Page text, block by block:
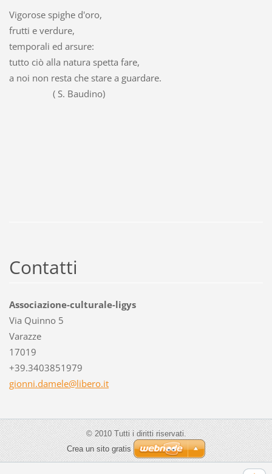
Vigorose spighe d'oro,
frutti e verdure,
temporali ed arsure:
tutto ciò alla natura spetta fare,
a noi non resta che stare a guardare.
( S. Baudino)
Contatti
Associazione-culturale-ligys
Via Quinno 5
Varazze
17019
+39.3403851979
gionni.damele@libero.it
© 2010 Tutti i diritti riservati.
Crea un sito gratis